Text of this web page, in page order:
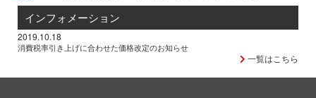
インフォメーション
2019.10.18
消費税率引き上げに合わせた価格改定のお知らせ
一覧はこちら